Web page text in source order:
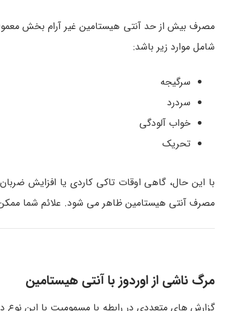
مصرف بیش از حد آنتی هیستامین غیر آرام بخش
شامل موارد زیر باشد:
سرگیجه
سردرد
خواب آلودگی
تحریک
با این حال، گاهی اوقات تاکی کاردی یا
مصرف آنتی هیستامین ظاهر می شود. علائم شما
مرگ ناشی از اوردوز با آنتی هیستامین
گزارش های متعددی در رابطه با مسمومیت با این